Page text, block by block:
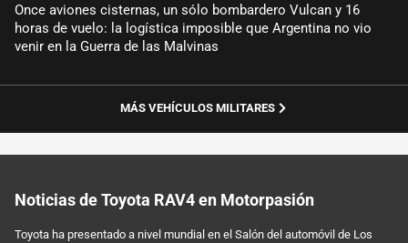
Once aviones cisternas, un sólo bombardero Vulcan y 16
horas de vuelo: la logística imposible que Argentina no vio
venir en la Guerra de las Malvinas
MÁS VEHÍCULOS MILITARES
Noticias de Toyota RAV4 en Motorpasión
Toyota ha presentado a nivel mundial en el Salón del automóvil de Los